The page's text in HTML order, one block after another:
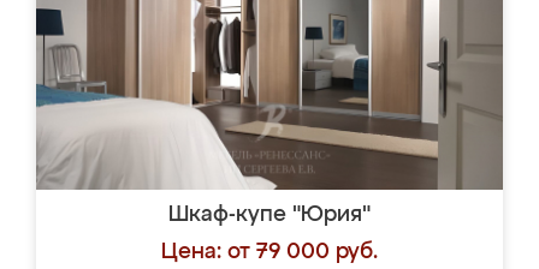
Шкаф-купе "Юрия"
Цена: от 79 000 руб.